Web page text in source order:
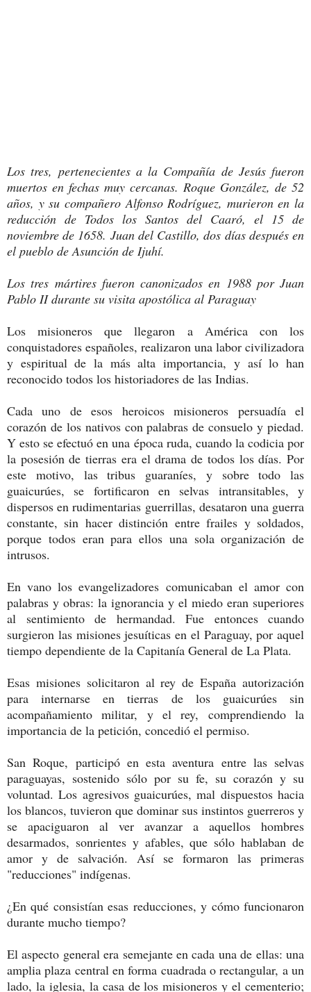
Los tres, pertenecientes a la Compañía de Jesús fueron
muertos en fechas muy cercanas. Roque González, de 52
años, y su compañero Alfonso Rodríguez, murieron en la
reducción de Todos los Santos del Caaró, el 15 de
noviembre de 1658. Juan del Castillo, dos días después en
el pueblo de Asunción de Ijuhí.
Los tres mártires fueron canonizados en 1988 por Juan
Pablo II durante su visita apostólica al Paraguay
Los misioneros que llegaron a América con los
conquistadores españoles, realizaron una labor civilizadora
y espiritual de la más alta importancia, y así lo han
reconocido todos los historiadores de las Indias.
Cada uno de esos heroicos misioneros persuadía el
corazón de los nativos con palabras de consuelo y piedad.
Y esto se efectuó en una época ruda, cuando la codicia por
la posesión de tierras era el drama de todos los días. Por
este motivo, las tribus guaraníes, y sobre todo las
guaicurúes, se fortificaron en selvas intransitables, y
dispersos en rudimentarias guerrillas, desataron una guerra
constante, sin hacer distinción entre frailes y soldados,
porque todos eran para ellos una sola organización de
intrusos.
En vano los evangelizadores comunicaban el amor con
palabras y obras: la ignorancia y el miedo eran superiores
al sentimiento de hermandad. Fue entonces cuando
surgieron las misiones jesuíticas en el Paraguay, por aquel
tiempo dependiente de la Capitanía General de La Plata.
Esas misiones solicitaron al rey de España autorización
para internarse en tierras de los guaicurúes sin
acompañamiento militar, y el rey, comprendiendo la
importancia de la petición, concedió el permiso.
San Roque, participó en esta aventura entre las selvas
paraguayas, sostenido sólo por su fe, su corazón y su
voluntad. Los agresivos guaicurúes, mal dispuestos hacia
los blancos, tuvieron que dominar sus instintos guerreros y
se apaciguaron al ver avanzar a aquellos hombres
desarmados, sonrientes y afables, que sólo hablaban de
amor y de salvación. Así se formaron las primeras
"reducciones" indígenas.
¿En qué consistían esas reducciones, y cómo funcionaron
durante mucho tiempo?
El aspecto general era semejante en cada una de ellas: una
amplia plaza central en forma cuadrada o rectangular, a un
lado, la iglesia, la casa de los misioneros y el cementerio;